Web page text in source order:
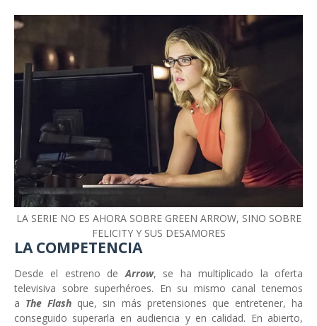
LA SERIE NO ES AHORA SOBRE GREEN ARROW, SINO SOBRE
FELICITY Y SUS DESAMORES
LA COMPETENCIA
Desde el estreno de Arrow, se ha multiplicado la oferta
televisiva sobre superhéroes. En su mismo canal tenemos
a The Flash que, sin más pretensiones que entretener, ha
conseguido superarla en audiencia y en calidad. En abierto,